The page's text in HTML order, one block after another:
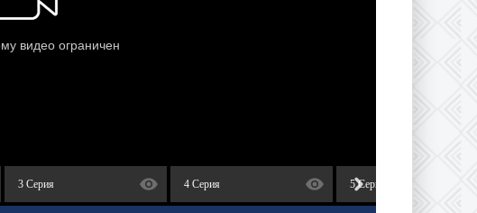
3 Серия 4 Серия 5 Серия